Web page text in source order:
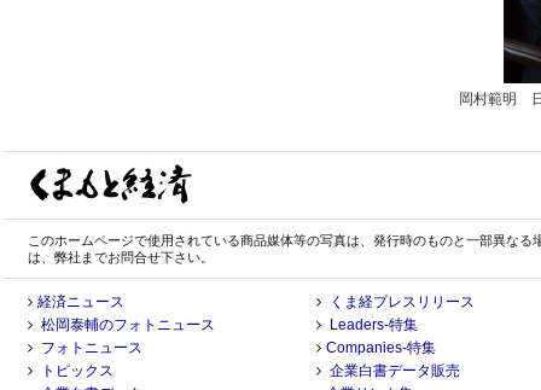
岡村範明
このホームページで使用されている商品媒体等の写真は、発行時のものと一部異な
は、弊社までお問合せ下さい。
経済ニュース
松岡泰輔のフォトニュース
フォトニュース
トピックス
くま経プレスリリース
Leaders-特集
Companies-特集
企業白書データ販売